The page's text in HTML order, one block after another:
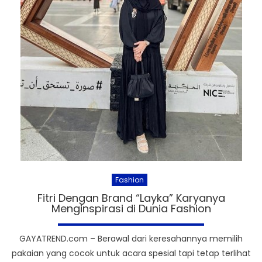
Fashion
Fitri Dengan Brand “Layka” Karyanya
Menginspirasi di Dunia Fashion
GAYATREND.com – Berawal dari keresahannya memilih
pakaian yang cocok untuk acara spesial tapi tetap terlihat